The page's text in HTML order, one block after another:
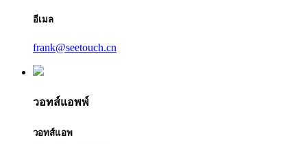
อีเมล
frank@seetouch.cn
วอทส์แอพพ์
วอทส์แอพ